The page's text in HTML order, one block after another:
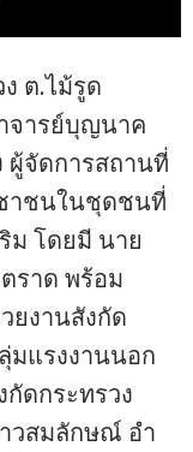
ต.ไม้รูด
จารย์บุญนาค
ผู้จัดการสถานที่
าชนในชุดชนที่
ม โดยมี นาย
ราด พร้อม
ยงานสังกัด
มแรงงานนอก
ดกระทรวง
วสมลักษณ์ อํา